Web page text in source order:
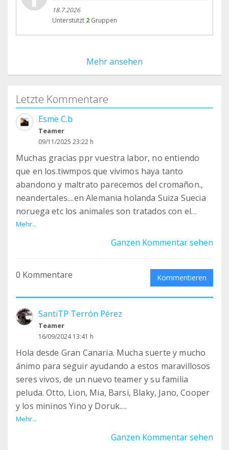
18.7.2026
Unterstützt 2 Gruppen
Mehr ansehen
Letzte Kommentare
Esme C.b
Teamer
09/11/2025 23:22 h
Muchas gracias ppr vuestra labor, no entiendo
que en los.tiwmpos que vivimos haya tanto
abandono y maltrato parecemos del cromañon.,
neandertales....en Alemania holanda Suiza Suecia
noruega etc los animales son tratados con el
respeto y el.amor que se merecen porqie en
Mehr...
Ganzen Kommentar sehen
0 Kommentare Kommentieren
SantiTP Terrón Pérez
Teamer
16/09/2024 13:41 h
Hola desde Gran Canaria. Mucha suerte y mucho
ánimo para seguir ayudando a estos maravillosos
seres vivos, de un nuevo teamer y su familia
peluda. Otto, Lion, Mia, Barsi, Blaky, Jano, Cooper
y los mininos Yino y Doruk.
Un besote,
Mehr...
Ganzen Kommentar sehen